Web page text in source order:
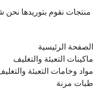
منتجات نقوم بتوريدها
الصفحة الرئيسية
ماكينات التعبئة والتغليف
مواد وخامات التعبئة
طبات مرنة